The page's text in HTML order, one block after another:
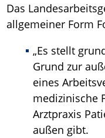
Das
allgemeiner Form
„Es stellt
Grund zur
eines
medizinische
Arztpraxis
außen gibt.